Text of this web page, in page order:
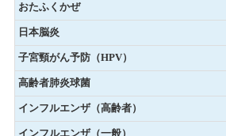
おたふくかぜ
日本脳炎
子宮頸がん予防（HPV）
高齢者肺炎球菌
インフルエンザ（高齢者）
インフルエンザ（一般）